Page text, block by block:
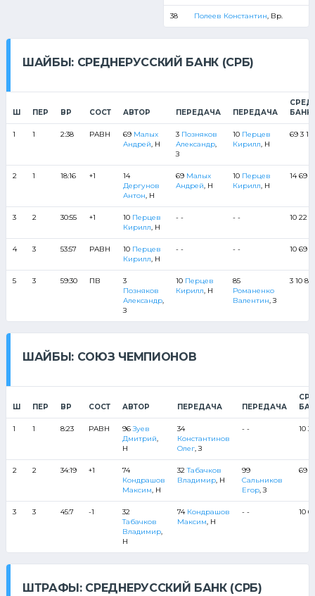
38 Полеев Константин, Вр.
ШАЙБЫ: СРЕДНЕРУССКИЙ БАНК (СРБ)
Ш ПЕР ВР СОСТ АВТОР ПЕРЕДАЧА ПЕРЕДАЧА
БАНК
1 1 2:38 РАВН 69 Малых
Андрей, Н
3 Позняков
Александр,
З
10 Перцев
Кирилл, Н
69 3
2 1 18:16 +1
14
Дергунов
Антон, Н
69 Малых
Андрей, Н
10 Перцев
Кирилл, Н
14 69 3
3 2 30:55 +1 10 Перцев
Кирилл, Н
- - - - 10 22
4 3 53:57 РАВН 10 Перцев
Кирилл, Н
- - - - 10 69
5 3 59:30 ПВ
3
Позняков
Александр,
З
10 Перцев
Кирилл, Н
85
Романенко
Валентин, З
3 10 85
ШАЙБЫ: СОЮЗ ЧЕМПИОНОВ
Ш ПЕР ВР СОСТ АВТОР ПЕРЕДАЧА ПЕРЕДАЧА
1 1 8:23 РАВН 96Зуев
Дмитрий,
Н
34
Константинов
Олег, З
- - 10 3
2 2 34:19 +1
74
Кондрашов
Максим, Н
32Табачков
Владимир, Н
99
Сальников
Егор, З
69
3 3 45:7 -1
32
Табачков
Владимир,
Н
74 Кондрашов
Максим, Н
- - 10
ШТРАФЫ: СРЕДНЕРУССКИЙ БАНК (СРБ)